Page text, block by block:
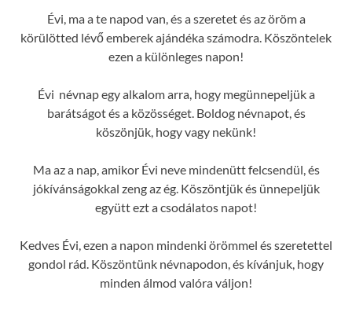
Évi, ma a te napod van, és a szeretet és az öröm a
körülötted lévő emberek ajándéka számodra. Köszöntelek
ezen a különleges napon!
Évi névnap egy alkalom arra, hogy megünnepeljük a
barátságot és a közösséget. Boldog névnapot, és
köszönjük, hogy vagy nekünk!
Ma az a nap, amikor Évi neve mindenütt felcsendül, és
jókívánságokkal zeng az ég. Köszöntjük és ünnepeljük
együtt ezt a csodálatos napot!
Kedves Évi, ezen a napon mindenki örömmel és szeretettel
gondol rád. Köszöntünk névnapodon, és kívánjuk, hogy
minden álmod valóra váljon!